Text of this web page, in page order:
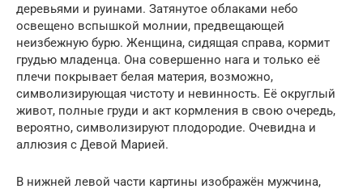
деревьями и руинами. Затянутое облаками небо
освещено вспышкой молнии, предвещающей
неизбежную бурю. Женщина, сидящая справа, кормит
грудью младенца. Она совершенно нага и только её
плечи покрывает белая материя, возможно,
символизирующая чистоту и невинность. Её округлый
живот, полные груди и акт кормления в свою очередь,
вероятно, символизируют плодородие. Очевидна и
аллюзия с Девой Марией.
В нижней левой части картины изображён мужчина,